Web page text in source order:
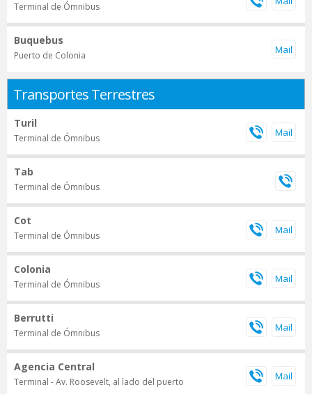
Terminal de Ómnibus
Buquebus
Puerto de Colonia
Transportes Terrestres
Turil
Terminal de Ómnibus
Tab
Terminal de Ómnibus
Cot
Terminal de Ómnibus
Colonia
Terminal de Ómnibus
Berrutti
Terminal de Ómnibus
Agencia Central
Terminal - Av. Roosevelt, al lado del puerto